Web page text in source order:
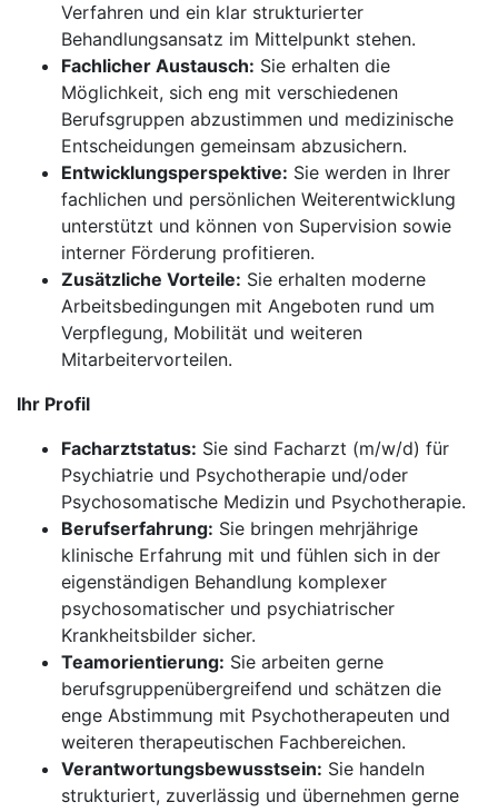
Verfahren und ein klar strukturierter
Behandlungsansatz im Mittelpunkt stehen.
Fachlicher Austausch: Sie erhalten die
Möglichkeit, sich eng mit verschiedenen
Berufsgruppen abzustimmen und medizinische
Entscheidungen gemeinsam abzusichern.
Entwicklungsperspektive: Sie werden in Ihrer
fachlichen und persönlichen Weiterentwicklung
unterstützt und können von Supervision sowie
interner Förderung profitieren.
Zusätzliche Vorteile: Sie erhalten moderne
Arbeitsbedingungen mit Angeboten rund um
Verpflegung, Mobilität und weiteren
Mitarbeitervorteilen.
Ihr Profil
Facharztstatus: Sie sind Facharzt (m/w/d) für
Psychiatrie und Psychotherapie und/oder
Psychosomatische Medizin und Psychotherapie.
Berufserfahrung: Sie bringen mehrjährige
klinische Erfahrung mit und fühlen sich in der
eigenständigen Behandlung komplexer
psychosomatischer und psychiatrischer
Krankheitsbilder sicher.
Teamorientierung: Sie arbeiten gerne
berufsgruppenübergreifend und schätzen die
enge Abstimmung mit Psychotherapeuten und
weiteren therapeutischen Fachbereichen.
Verantwortungsbewusstsein: Sie handeln
strukturiert, zuverlässig und übernehmen gerne